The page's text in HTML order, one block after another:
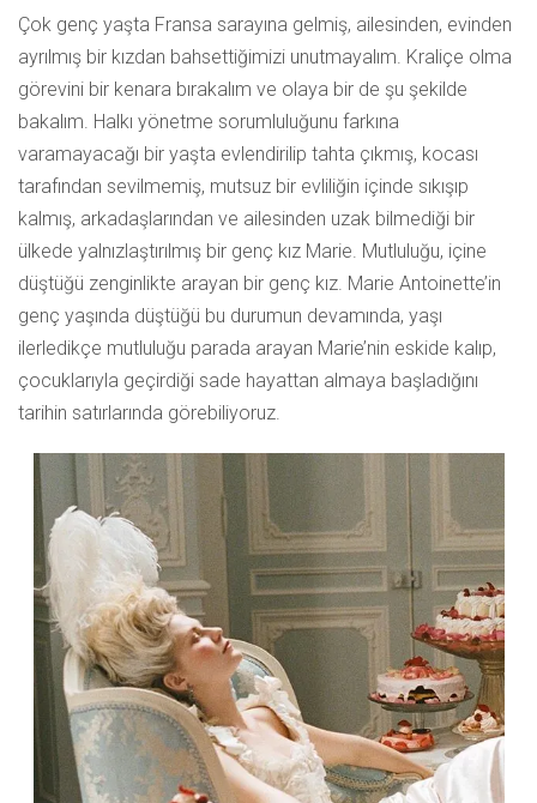
Çok genç yaşta Fransa sarayına gelmiş, ailesinden, evinden
ayrılmış bir kızdan bahsettiğimizi unutmayalım. Kraliçe olma
görevini bir kenara bırakalım ve olaya bir de şu şekilde
bakalım. Halkı yönetme sorumluluğunu farkına
varamayacağı bir yaşta evlendirilip tahta çıkmış, kocası
tarafından sevilmemiş, mutsuz bir evliliğin içinde sıkışıp
kalmış, arkadaşlarından ve ailesinden uzak bilmediği bir
ülkede yalnızlaştırılmış bir genç kız Marie. Mutluluğu, içine
düştüğü zenginlikte arayan bir genç kız. Marie Antoinette’in
genç yaşında düştüğü bu durumun devamında, yaşı
ilerledikçe mutluluğu parada arayan Marie’nin eskide kalıp,
çocuklarıyla geçirdiği sade hayattan almaya başladığını
tarihin satırlarında görebiliyoruz.